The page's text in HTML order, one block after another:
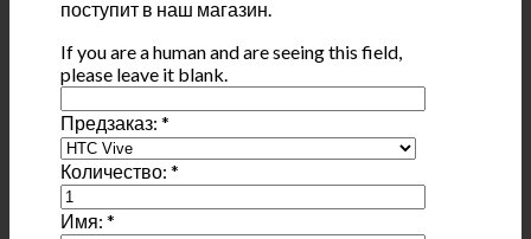
поступит в наш магазин.
If you are a human and are seeing this field,
please leave it blank.
Предзаказ:*
Количество:*
Имя:*